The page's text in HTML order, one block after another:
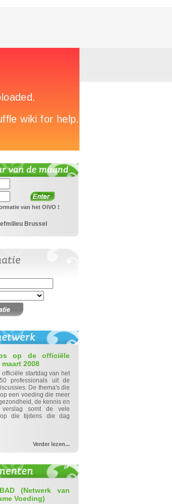
van het OIVO !
Brussel
op de officiële
2008
startdag van het
professionals uit de
De thema's die
een voeding die meer
de kennis en
verslag somt de vele
die tijdens die dag
Verder lezen...
(Netwerk van
Voeding)